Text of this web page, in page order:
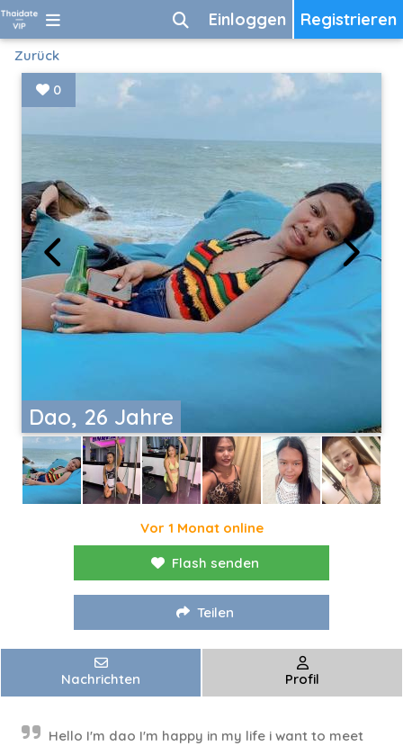
Registrieren
Einloggen
Zurück
Dao, 26 Jahre
0
Vor 1 Monat online
Flash senden
Teilen
Nachrichten Profil
Hello I'm dao I'm happy in my life i want to meet